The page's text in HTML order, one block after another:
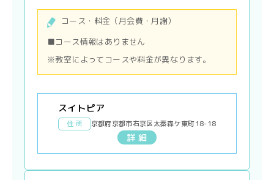
コース・料金（月会費・月謝）
■コース情報はありません
※教室によってコースや料金が異なります。
スイトピア
住 所 京都府京都市右京区太秦森ケ東町18-18
詳 細